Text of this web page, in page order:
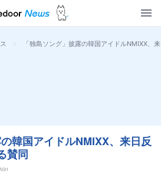
> 「独島ソング」披露の韓国アイドルNMIXX、
韓国アイドルNMIXX、来日反
賛同